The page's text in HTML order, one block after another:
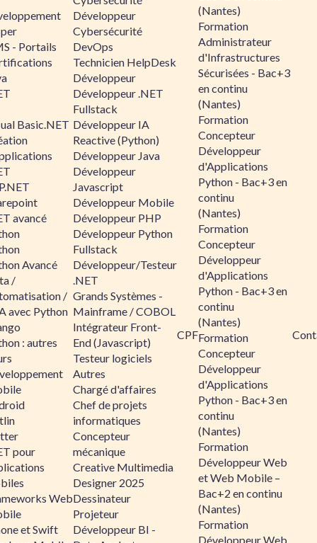
- Portails
Basic.NET
avancé
Avancé
/
/
avec Python
: autres
pour
Web
et Swift
Développeur
Cybersécurité
DevOps
Technicien HelpDesk
Développeur
Développeur .NET
Fullstack
Développeur IA
Reactive (Python)
Développeur Java
Développeur
Javascript
Développeur Mobile
Développeur PHP
Développeur Python
Fullstack
Développeur/Testeur
.NET
Grands Systèmes -
Mainframe / COBOL
Intégrateur Front-
End (Javascript)
Testeur logiciels
Autres
Chargé d'affaires
Chef de projets
informatiques
Concepteur
mécanique
Creative Multimedia
Designer 2025
Dessinateur
Projeteur
Développeur BI -
CPF
(Nantes)
Formation
Administrateur
d'Infrastructures
Sécurisées - Bac+3
en continu
(Nantes)
Formation
Concepteur
Développeur
d'Applications
Python - Bac+3 en
continu
(Nantes)
Formation
Concepteur
Développeur
d'Applications
Python - Bac+3 en
continu
(Nantes)
Formation
Concepteur
Développeur
d'Applications
Python - Bac+3 en
continu
(Nantes)
Formation
Développeur Web
et Web Mobile –
Bac+2 en continu
(Nantes)
Formation
Développeur Web